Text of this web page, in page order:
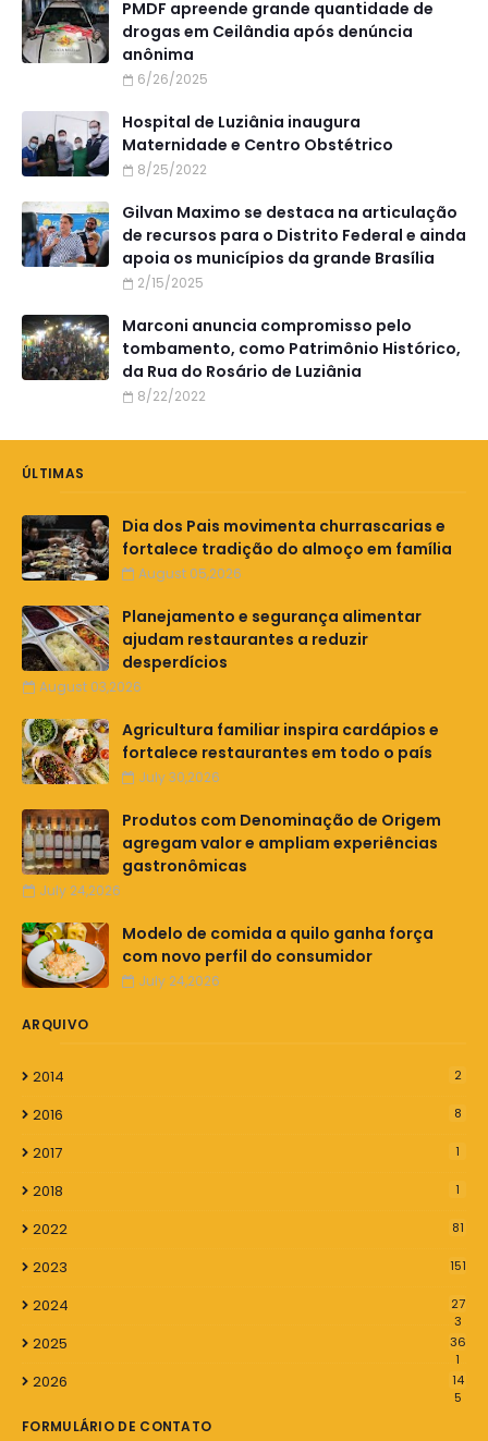
PMDF apreende grande quantidade de
drogas em Ceilândia após denúncia
anônima
6/26/2025
Hospital de Luziânia inaugura
Maternidade e Centro Obstétrico
8/25/2022
Gilvan Maximo se destaca na articulação
de recursos para o Distrito Federal e ainda
apoia os municípios da grande Brasília
2/15/2025
Marconi anuncia compromisso pelo
tombamento, como Patrimônio Histórico,
da Rua do Rosário de Luziânia
8/22/2022
ÚLTIMAS
Dia dos Pais movimenta churrascarias e
fortalece tradição do almoço em família
August 05,2026
Planejamento e segurança alimentar
ajudam restaurantes a reduzir
desperdícios
August 03,2026
Agricultura familiar inspira cardápios e
fortalece restaurantes em todo o país
July 30,2026
Produtos com Denominação de Origem
agregam valor e ampliam experiências
gastronômicas
July 24,2026
Modelo de comida a quilo ganha força
com novo perfil do consumidor
July 24,2026
ARQUIVO
2014 2
2016 8
2017 1
2018 1
2022 81
2023 151
2024
27
3
2025
36
1
2026
14
5
FORMULÁRIO DE CONTATO